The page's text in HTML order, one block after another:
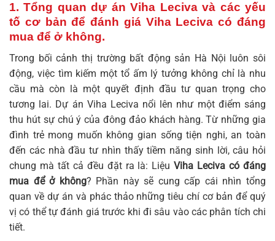
1. Tổng quan dự án Viha Leciva và các yếu
tố cơ bản để đánh giá Viha Leciva có đáng
mua để ở không.
Trong bối cảnh thị trường bất động sản Hà Nội luôn sôi
động, việc tìm kiếm một tổ ấm lý tưởng không chỉ là nhu
cầu mà còn là một quyết định đầu tư quan trọng cho
tương lai. Dự án Viha Leciva nổi lên như một điểm sáng
thu hút sự chú ý của đông đảo khách hàng. Từ những gia
đình trẻ mong muốn không gian sống tiện nghi, an toàn
đến các nhà đầu tư nhìn thấy tiềm năng sinh lời, câu hỏi
chung mà tất cả đều đặt ra là: LiệuViha Leciva có đáng
mua để ở không? Phần này sẽ cung cấp cái nhìn tổng
quan về dự án và phác thảo những tiêu chí cơ bản để quý
vị có thể tự đánh giá trước khi đi sâu vào các phân tích chi
tiết.